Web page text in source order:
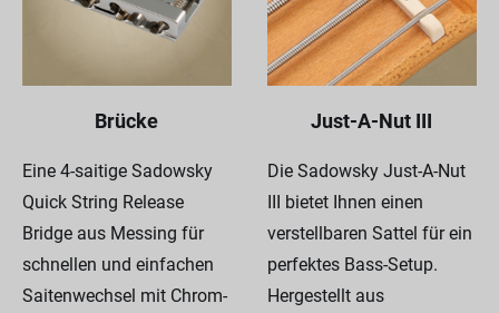
Brücke
Eine 4-saitige Sadowsky
Quick String Release
Bridge aus Messing für
schnellen und einfachen
Saitenwechsel mit Chrom-
Just-A-Nut III
Die Sadowsky Just-A-Nut
III bietet Ihnen einen
verstellbaren Sattel für ein
perfektes Bass-Setup.
Hergestellt aus